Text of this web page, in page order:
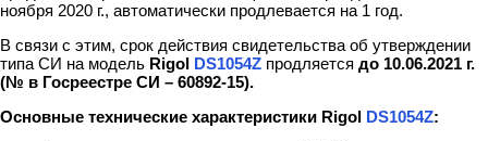
ноября 2020 г., автоматически продлевается на 1 год.
В связи с этим, срок действия свидетельства об утверждении
типа СИ на модель Rigol DS1054Z продляется до 10.06.2021 г.
(№ в Госреестре СИ – 60892-15).
Основные технические характеристики Rigol DS1054Z: